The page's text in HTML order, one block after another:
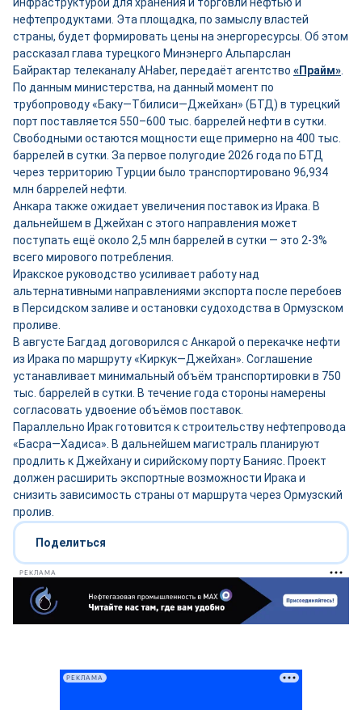
нефтепродуктами. Эта площадка, по замыслу властей
страны, будет формировать цены на энергоресурсы. Об этом
рассказал глава турецкого Минэнерго Альпарслан
Байрактар телеканалу AHaber, передаёт агентство «Прайм»
По данным министерства, на данный момент по
трубопроводу «Баку—Тбилиси—Джейхан» (БТД) в турецкий
порт поставляется 550–600 тыс. баррелей нефти в сутки.
Свободными остаются мощности ещепримерно на 400 тыс.
баррелей в сутки. За первое полугодие 2026 года по БТД
через территорию Турции было транспортировано 96,934
млн баррелей нефти.
Анкара также ожидает увеличения поставок из Ирака. В
дальнейшем в Джейхан с этого направления может
поступать ещё около 2,5 млн баррелей в сутки — это 2-3%
всего мирового потребления.
Иракское руководство усиливает работу над
альтернативными направлениями экспорта после перебоев
в Персидском заливе и остановки судоходства в Ормузском
проливе.
В августе Багдад договорился с Анкарой о перекачке нефти
из Ирака по маршруту «Киркук—Джейхан». Соглашение
устанавливает минимальный объём транспортировки в 750
тыс. баррелей в сутки. В течение года стороны намерены
согласовать удвоение объёмов поставок.
Параллельно Ирак готовится к строительству нефтепровода
«Басра—Хадиса». В дальнейшем магистраль планируют
продлить к Джейхану и сирийскому порту Банияс. Проект
должен расширить экспортные возможности Ирака и
снизить зависимость страны от маршрута через Ормузский
пролив.
Поделиться
РЕКЛАМА
РЕКЛАМА